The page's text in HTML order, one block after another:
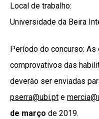
Local de trabalho:
Universidade da Beira
Período do concurso: As
comprovativos das
deverão ser enviadas
pserra@ubi.pt e
de março de 2019.